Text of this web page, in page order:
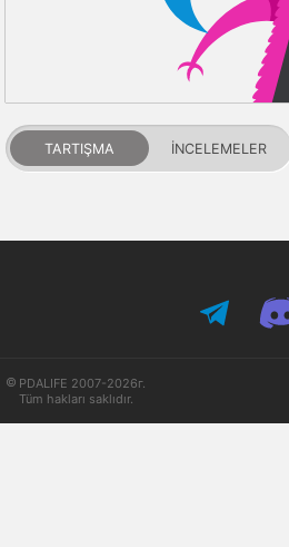
TARTIŞMA İNCELEMELER
PDALIFE 2007-2026г.
Tüm hakları saklıdır.